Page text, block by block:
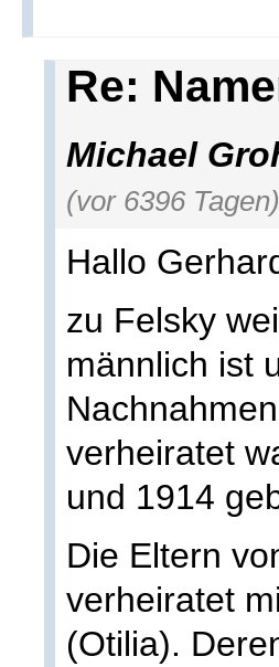
Re:
Michael
(vor 6396 Tagen)
Hallo
zu Felsky
männlich ist
verheiratet
und 1914
Die Eltern
verheiratet
(Otilia).